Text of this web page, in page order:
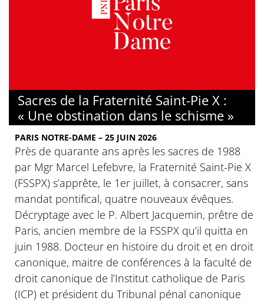
Sacres de la Fraternité Saint-Pie X :
« Une obstination dans le schisme »
PARIS NOTRE-DAME – 25 JUIN 2026
Près de quarante ans après les sacres de 1988
par Mgr Marcel Lefebvre, la Fraternité Saint-Pie X
(FSSPX) s’apprête, le 1er juillet, à consacrer, sans
mandat pontifical, quatre nouveaux évêques.
Décryptage avec le P. Albert Jacquemin, prêtre de
Paris, ancien membre de la FSSPX qu’il quitta en
juin 1988. Docteur en histoire du droit et en droit
canonique, maitre de conférences à la faculté de
droit canonique de l’Institut catholique de Paris
(ICP) et président du Tribunal pénal canonique